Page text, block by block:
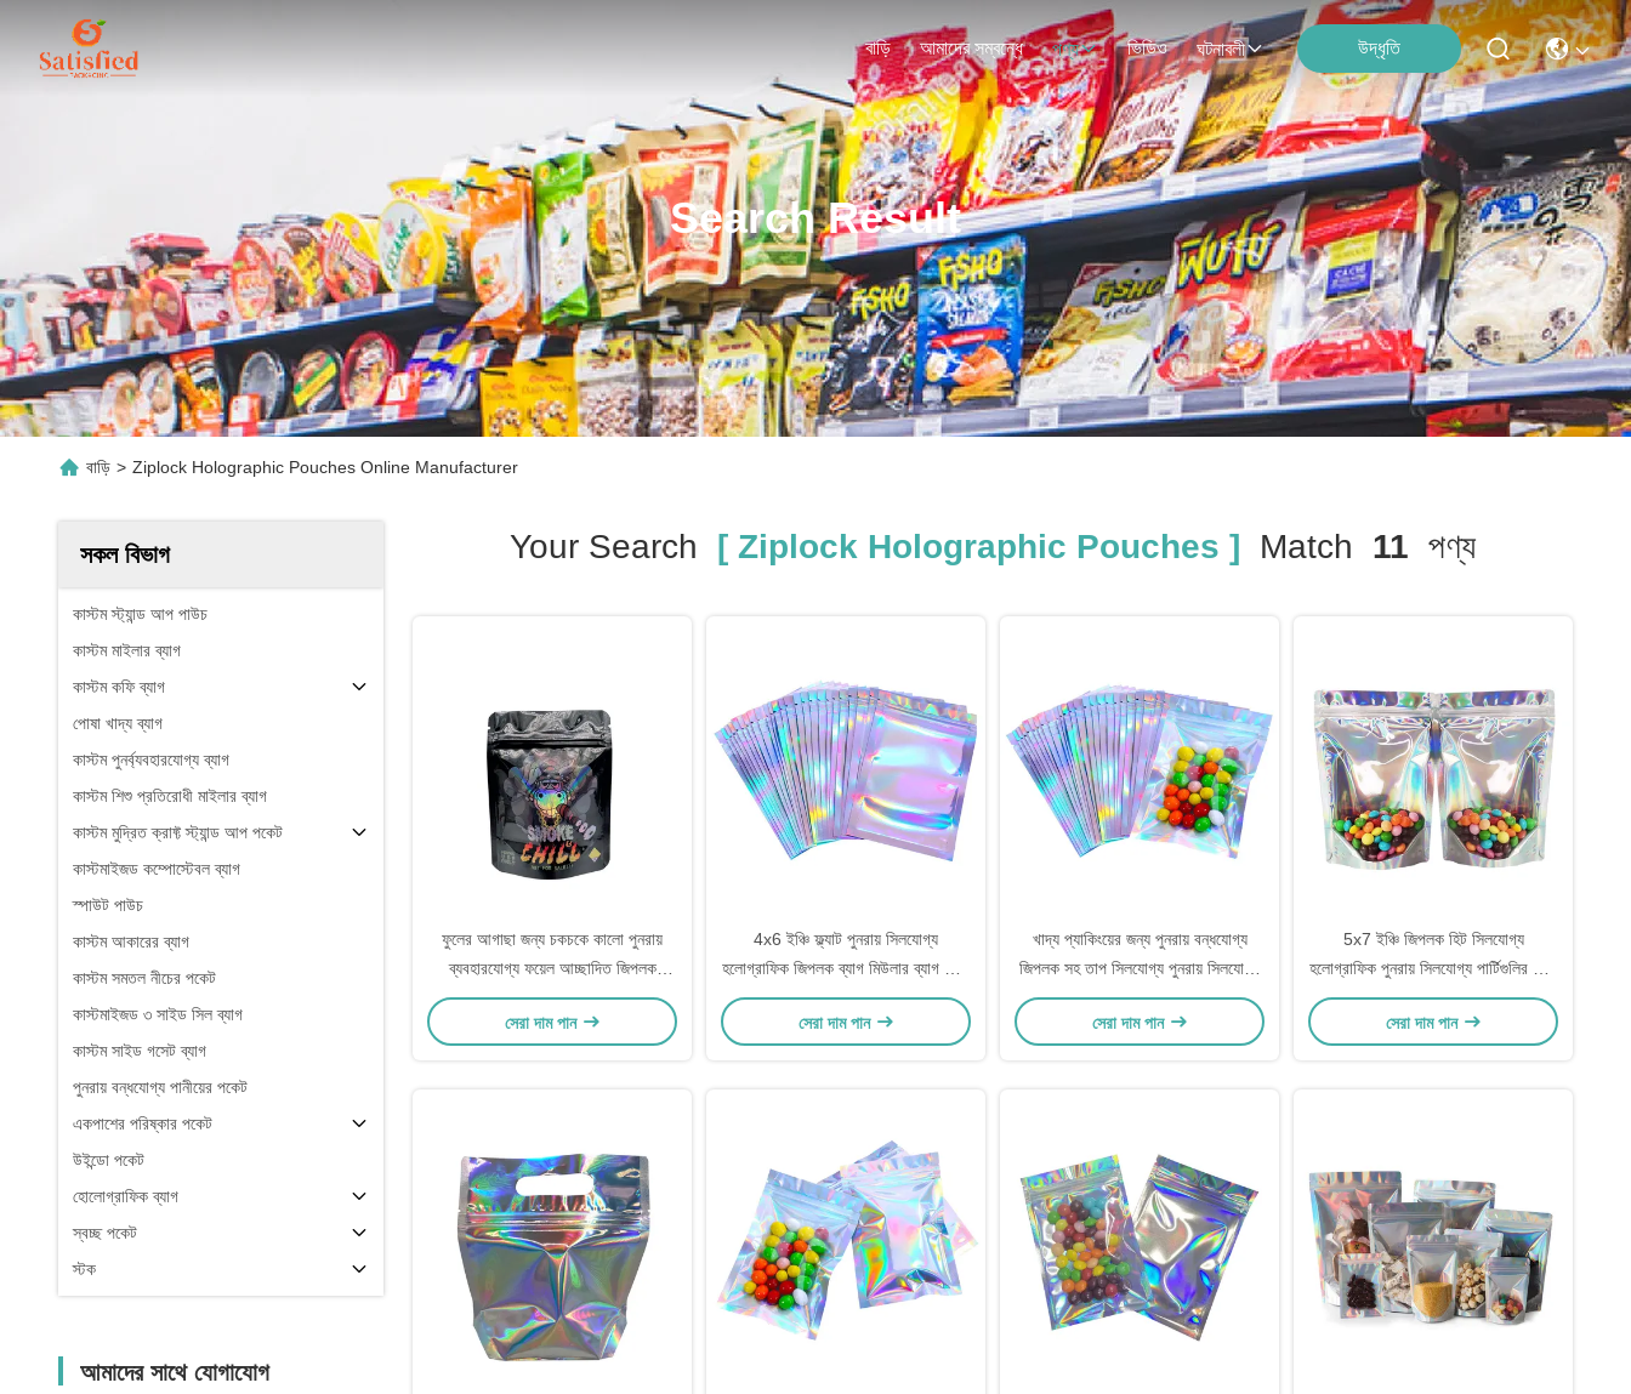
বাড়ি আমাদের সম্বন্ধে পণ্য ভিডিও ঘটনাবলী উদ্ধৃতি
Search Result
বাড়ি > Ziplock Holographic Pouches Online Manufacturer
সকল বিভাগ
কাস্টম স্ট্যান্ড আপ পাউচ
কাস্টম মাইলার ব্যাগ
কাস্টম কফি ব্যাগ
পোষা খাদ্য ব্যাগ
কাস্টম পুনর্ব্যবহারযোগ্য ব্যাগ
কাস্টম শিশু প্রতিরোধী মাইলার ব্যাগ
কাস্টম মুদ্রিত ক্রাফ্ট স্ট্যান্ড আপ পকেট
কাস্টমাইজড কম্পোস্টেবল ব্যাগ
স্পাউট পাউচ
কাস্টম আকারের ব্যাগ
কাস্টম সমতল নীচের পকেট
কাস্টমাইজড ৩ সাইড সিল ব্যাগ
কাস্টম সাইড গসেট ব্যাগ
পুনরায় বন্ধযোগ্য পানীয়ের পকেট
একপাশের পরিষ্কার পকেট
উইন্ডো পকেট
হোলোগ্রাফিক ব্যাগ
স্বচ্ছ পকেট
স্টক
আমাদের সাথে যোগাযোগ
Your Search [ Ziplock Holographic Pouches ] Match 11 পণ্য
ফুলের আগাছা জন্য চকচকে কালো পুনরায়
ব্যবহারযোগ্য ফয়েল আচ্ছাদিত জিপলক
হলোগ্রাফিক প্যাকেজিং ব্যাগ
সেরা দাম পান
4x6 ইঞ্চি ফ্ল্যাট পুনরায় সিলযোগ্য
হলোগ্রাফিক জিপলক ব্যাগ মিউলার ব্যাগ মিষ্টি,
আগাছা, ফুল, চা, খাদ্য, আনুষাঙ্গিক প্যাকেজিং
জন্য
সেরা দাম পান
খাদ্য প্যাকিংয়ের জন্য পুনরায় বন্ধযোগ্য
জিপলক সহ তাপ সিলযোগ্য পুনরায় সিলযোগ্য
হলোগ্রাফিক মাইলার ব্যাগ
সেরা দাম পান
5x7 ইঞ্চি জিপলক হিট সিলযোগ্য
হলোগ্রাফিক পুনরায় সিলযোগ্য পার্টিগুলির জন্য
স্ট্যান্ড আপ পকেট ব্যবসায়িক প্যাকেজিং খাদ্য
সঞ্চয়স্থান
সেরা দাম পান